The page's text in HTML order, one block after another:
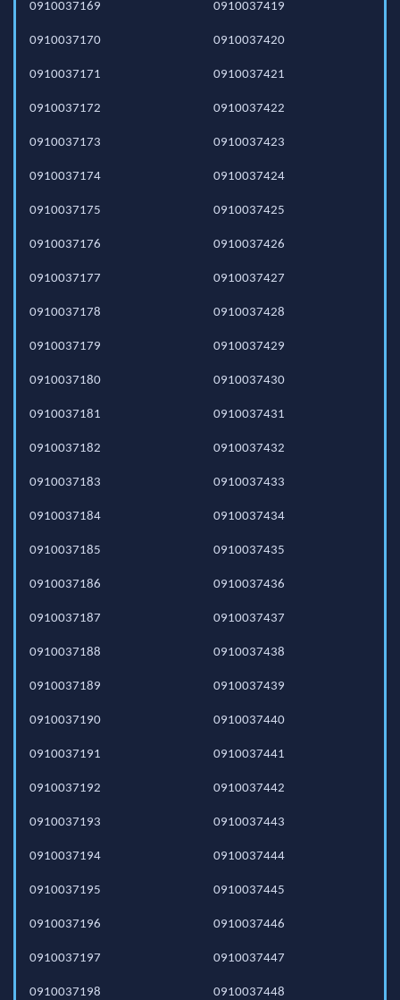
0910037169
0910037170
0910037171
0910037172
0910037173
0910037174
0910037175
0910037176
0910037177
0910037178
0910037179
0910037180
0910037181
0910037182
0910037183
0910037184
0910037185
0910037186
0910037187
0910037188
0910037189
0910037190
0910037191
0910037192
0910037193
0910037194
0910037195
0910037196
0910037197
0910037198
0910037419
0910037420
0910037421
0910037422
0910037423
0910037424
0910037425
0910037426
0910037427
0910037428
0910037429
0910037430
0910037431
0910037432
0910037433
0910037434
0910037435
0910037436
0910037437
0910037438
0910037439
0910037440
0910037441
0910037442
0910037443
0910037444
0910037445
0910037446
0910037447
0910037448